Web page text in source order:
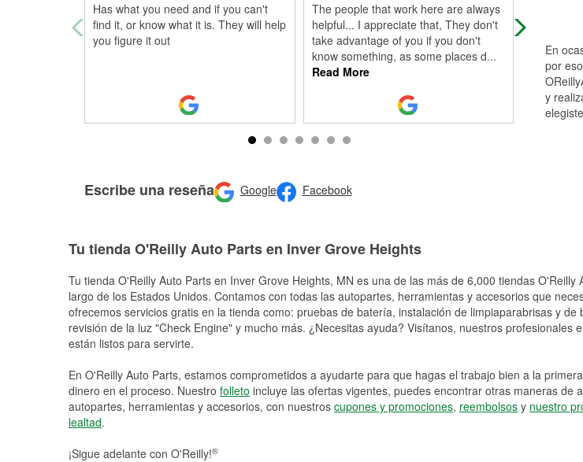
Has what you need and if you can't
find it, or know what it is. They will help
you figure it out
The people that work here are always
helpful... I appreciate that, They don't
take advantage of you if you don't
know something, as some places d...
Read More
Tim is
Escribe una reseña Google Facebook
En
por
y
Tu tienda O'Reilly Auto Parts en Inver Grove Heights
Tu tienda O'Reilly Auto Parts en Inver Grove Heights, MN es una de las más de 6,000 tiendas O'Reilly
largo de los Estados Unidos. Contamos con todas las autopartes, herramientas y accesorios que
ofrecemos servicios gratis en la tienda como: pruebas de batería, instalación de limpiaparabrisas y de
revisión de la luz "Check Engine" y mucho más. ¿Necesitas ayuda? Visítanos, nuestros profesionales
están listos para servirte.
En O'Reilly Auto Parts, estamos comprometidos a ayudarte para que hagas el trabajo bien a la
dinero en el proceso. Nuestro folleto incluye las ofertas vigentes, puedes encontrar otras maneras de
autopartes, herramientas y accesorios, con nuestros cupones y promociones, reembolsos y nuestro
lealtad.
¡Sigue adelante con O'Reilly!®